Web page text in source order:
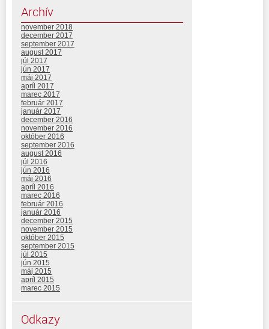
Archív
november 2018
december 2017
september 2017
august 2017
júl 2017
jún 2017
máj 2017
apríl 2017
marec 2017
február 2017
január 2017
december 2016
november 2016
október 2016
september 2016
august 2016
júl 2016
jún 2016
máj 2016
apríl 2016
marec 2016
február 2016
január 2016
december 2015
november 2015
október 2015
september 2015
júl 2015
jún 2015
máj 2015
apríl 2015
marec 2015
Odkazy